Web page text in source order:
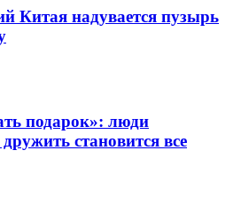
Китая надувается пузырь
подарок»: люди
становится все